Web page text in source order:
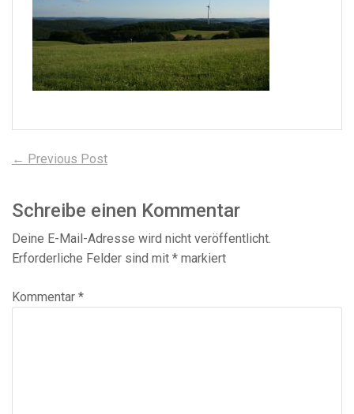
Beitragsnavigation
← Previous PostPrevious
Schreibe einen Kommentar
Deine E-Mail-Adresse wird nicht veröffentlicht.
Erforderliche Felder sind mit * markiert
Kommentar *